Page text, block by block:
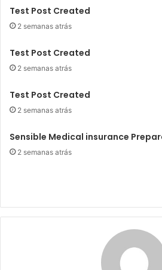
Test Post Created
2 semanas atrás
Test Post Created
2 semanas atrás
Test Post Created
2 semanas atrás
Sensible Medical insurance
2 semanas atrás